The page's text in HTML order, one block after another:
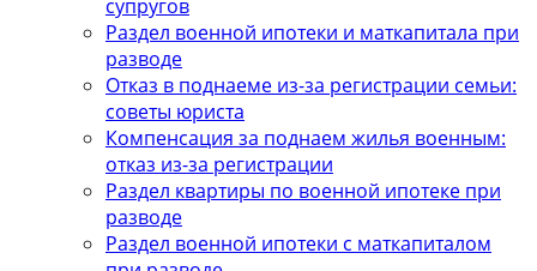
супругов
Раздел военной ипотеки и маткапитала при
разводе
Отказ в поднаеме из-за регистрации семьи:
советы юриста
Компенсация за поднаем жилья военным:
отказ из-за регистрации
Раздел квартиры по военной ипотеке при
разводе
Раздел военной ипотеки с маткапиталом